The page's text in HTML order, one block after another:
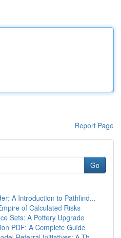
Report Page
Go
A Introduction to Pathfind...
of Calculated Risks
Sets: A Pottery Upgrade
PDF: A Complete Guide